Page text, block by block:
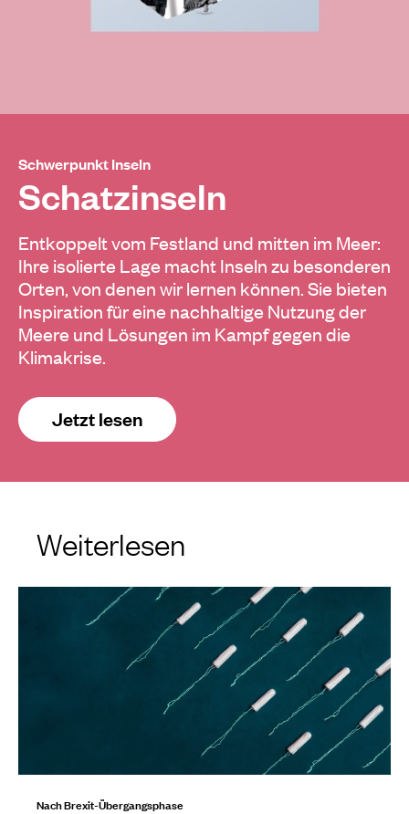
Schwerpunkt Inseln
Schatzinseln
Entkoppelt vom Festland und mitten im Meer:
Ihre isolierte Lage macht Inseln zu besonderen
Orten, von denen wir lernen können. Sie bieten
Inspiration für eine nachhaltige Nutzung der
Meere und Lösungen im Kampf gegen die
Klimakrise.
Jetzt lesen
Weiterlesen
Nach Brexit-Übergangsphase